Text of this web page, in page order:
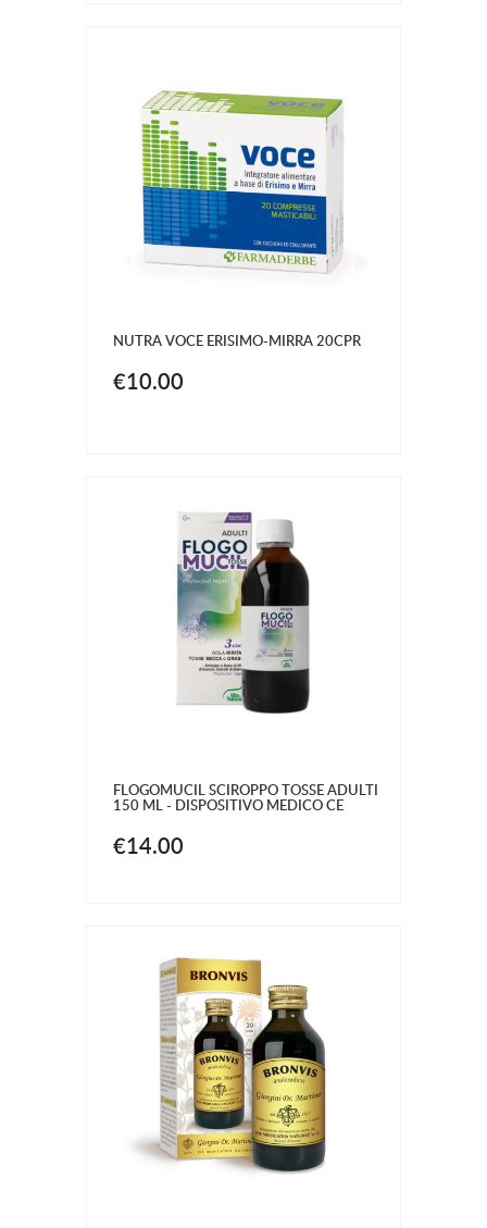
NUTRA VOCE ERISIMO-MIRRA 20CPR
€10.00
FLOGOMUCIL SCIROPPO TOSSE ADULTI
150 ML - DISPOSITIVO MEDICO CE
€14.00